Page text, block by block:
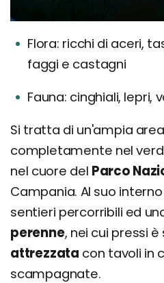
Flora: ricchi di aceri,
faggi e castagni
Fauna: cinghiali, lepri,
Si tratta di un'ampia
completamente nel
nel cuore del Parco
Campania. Al suo
sentieri percorribili ed
perenne, nei cui pressi
attrezzata con tavoli in
scampagnate.